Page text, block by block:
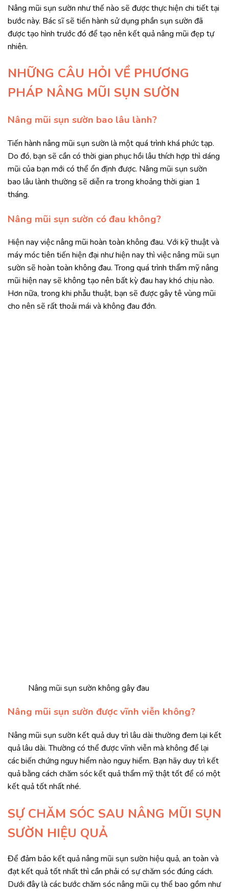
Nâng mũi sụn sườn như thế nào sẽ được thực hiện chi tiết tại
bước này. Bác sĩ sẽ tiến hành sử dụng phần sụn sườn đã
được tạo hình trước đó để tạo nên kết quả nâng mũi đẹp tự
nhiên.
NHỮNG CÂU HỎI VỀ PHƯƠNG
PHÁP NÂNG MŨI SỤN SƯỜN
Nâng mũi sụn sườn bao lâu lành?
Tiến hành nâng mũi sụn sườn là một quá trình khá phức tạp.
Do đó, bạn sẽ cần có thời gian phục hồi lâu thích hợp thì dáng
mũi của bạn mới có thể ổn định được. Nâng mũi sụn sườn
bao lâu lành thường sẽ diễn ra trong khoảng thời gian 1
tháng.
Nâng mũi sụn sườn có đau không?
Hiện nay việc nâng mũi hoàn toàn không đau. Với kỹ thuật và
máy móc tiên tiến hiện đại như hiện nay thì việc nâng mũi sụn
sườn sẽ hoàn toàn không đau. Trong quá trình thẩm mỹ nâng
mũi hiện nay sẽ không tạo nên bất kỳ đau hay khó chịu nào.
Hơn nữa, trong khi phẫu thuật, bạn sẽ được gây tê vùng mũi
cho nên sẽ rất thoải mái và không đau đớn.
Nâng mũi sụn sườn không gây đau
Nâng mũi sụn sườn được vĩnh viễn không?
Nâng mũi sụn sườn kết quả duy trì lâu dài thường đem lại kết
quả lâu dài. Thường có thể được vĩnh viễn mà không để lại
các biến chứng nguy hiểm nào nguy hiểm. Bạn hãy duy trì kết
quả bằng cách chăm sóc kết quả thẩm mỹ thật tốt để có một
kết quả tốt nhất nhé.
SỰ CHĂM SÓC SAU NÂNG MŨI SỤN
SƯỜN HIỆU QUẢ
Để đảm bảo kết quả nâng mũi sụn sườn hiệu quả, an toàn và
đạt kết quả tốt nhất thì cần phải có sự chăm sóc đúng cách.
Dưới đây là các bước chăm sóc nâng mũi cụ thể bao gồm như